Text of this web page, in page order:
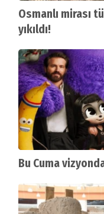
Osmanlı mirası
yıkıldı!
Bu Cuma